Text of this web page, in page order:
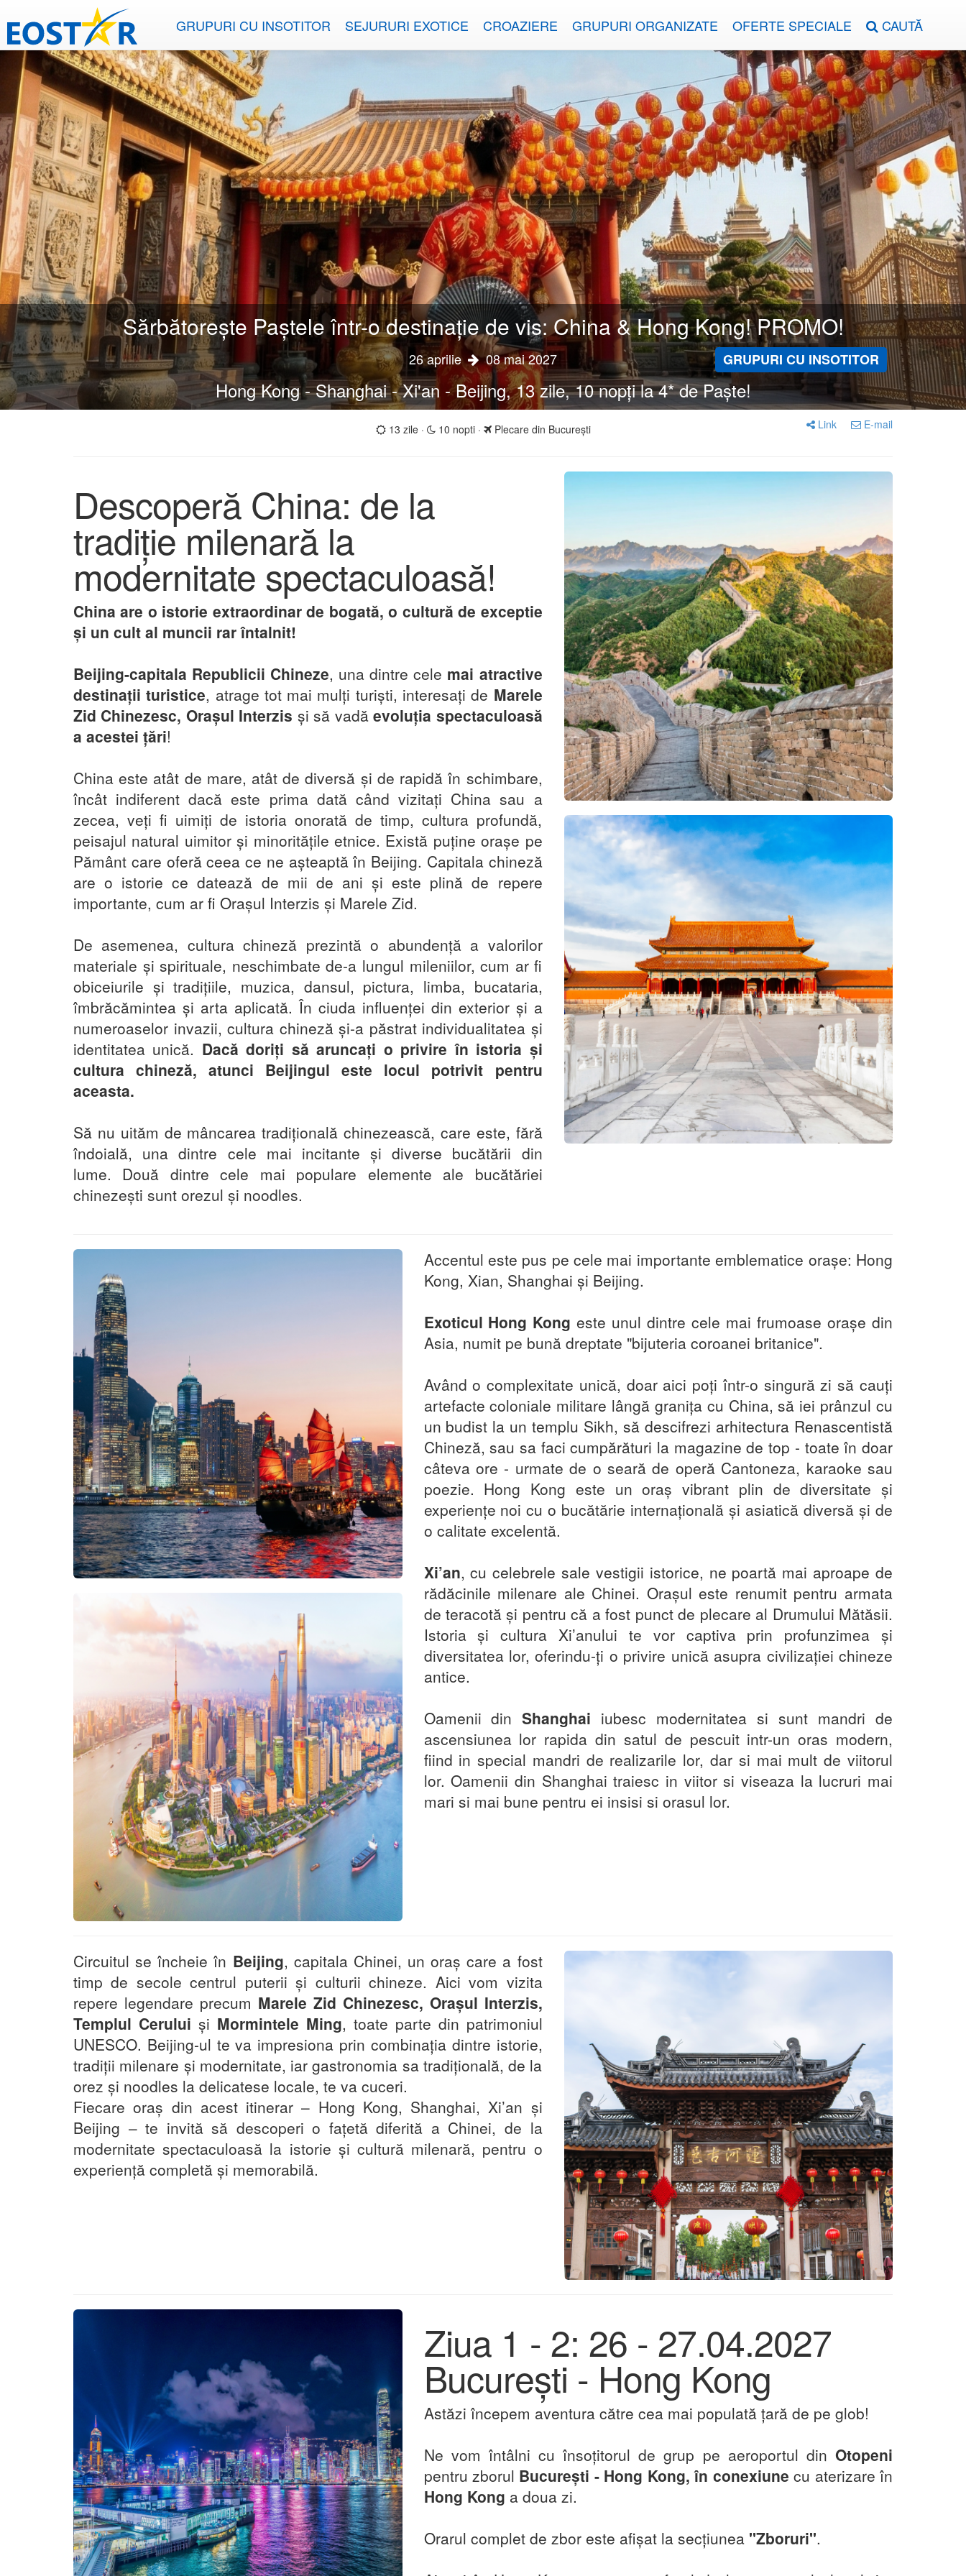
GRUPURI CU INSOTITOR SEJURURI EXOTICE CROAZIERE GRUPURI ORGANIZATE OFERTE SPECIALE CAUTĂ
Sărbătorește Paștele într-o destinație de vis: China & Hong Kong! PROMO!
26 aprilie 08 mai 2027 GRUPURI CU INSOTITOR
Hong Kong - Shanghai - Xi'an - Beijing, 13 zile, 10 nopți la 4* de Paște!
13 zile · 10 nopti · Plecare din București Link E-mail
Descoperă China: de la
tradiție milenară la
modernitate spectaculoasă!
China are o istorie extraordinar de bogată, o cultură de exceptie
și un cult al muncii rar întalnit!
Beijing-capitala Republicii Chineze, una dintre cele mai atractive
destinații turistice, atrage tot mai mulți turiști, interesați de Marele
Zid Chinezesc, Orașul Interzis și să vadăevoluția spectaculoasă
a acestei țări!
China este atât de mare, atât de diversă și de rapidă în schimbare,
încât indiferent dacă este prima dată când vizitați China sau a
zecea, veți fi uimiți de istoria onorată de timp, cultura profundă,
peisajul natural uimitor și minoritățile etnice. Există puține orașe pe
Pământ care oferă ceea ce ne așteaptă în Beijing. Capitala chineză
are o istorie ce datează de mii de ani și este plină de repere
importante, cum ar fi Orașul Interzis și Marele Zid.
De asemenea, cultura chineză prezintă o abundență a valorilor
materiale și spirituale, neschimbate de-a lungul mileniilor, cum ar fi
obiceiurile și tradițiile, muzica, dansul, pictura, limba, bucataria,
îmbrăcămintea și arta aplicată. În ciuda influenței din exterior și a
numeroaselor invazii, cultura chineză și-a păstrat individualitatea și
identitatea unică. Dacă doriți să aruncați o privire în istoria și
cultura chineză, atunci Beijingul este locul potrivit pentru
aceasta.
Să nu uităm de mâncarea tradițională chinezească, care este, fără
îndoială, una dintre cele mai incitante și diverse bucătării din
lume. Două dintre cele mai populare elemente ale bucătăriei
chinezești sunt orezul și noodles.
Accentul este pus pe cele mai importante emblematice orașe: Hong
Kong, Xian, Shanghai și Beijing.
Exoticul Hong Kong este unul dintre cele mai frumoase orașe din
Asia, numit pe bună dreptate "bijuteria coroanei britanice".
Având o complexitate unică, doar aici poți într-o singură zi să cauți
artefacte coloniale militare lângă granița cu China, să iei prânzul cu
un budist la un templu Sikh, să descifrezi arhitectura Renascentistă
Chineză, sau sa faci cumpărături la magazine de top - toate în doar
câteva ore - urmate de o seară de operă Cantoneza, karaoke sau
poezie. Hong Kong este un oraș vibrant plin de diversitate și
experiențe noi cu o bucătărie internațională și asiatică diversă și de
o calitate excelentă.
Xi’an, cu celebrele sale vestigii istorice, ne poartă mai aproape de
rădăcinile milenare ale Chinei. Orașul este renumit pentru armata
de teracotă și pentru că a fost punct de plecare al Drumului Mătăsii.
Istoria și cultura Xi’anului te vor captiva prin profunzimea și
diversitatea lor, oferindu-ți o privire unică asupra civilizației chineze
antice.
Oamenii din Shanghai iubesc modernitatea si sunt mandri de
ascensiunea lor rapida din satul de pescuit intr-un oras modern,
fiind in special mandri de realizarile lor, dar si mai mult de viitorul
lor. Oamenii din Shanghai traiesc in viitor si viseaza la lucruri mai
mari si mai bune pentru ei insisi si orasul lor.
Circuitul se încheie în Beijing, capitala Chinei, un oraș care a fost
timp de secole centrul puterii și culturii chineze. Aici vom vizita
repere legendare precum Marele Zid Chinezesc, Orașul Interzis,
Templul Cerului și Mormintele Ming, toate parte din patrimoniul
UNESCO. Beijing-ul te va impresiona prin combinația dintre istorie,
tradiții milenare și modernitate, iar gastronomia sa tradițională, de la
orez și noodles la delicatese locale, te va cuceri.
Fiecare oraș din acest itinerar – Hong Kong, Shanghai, Xi’an și
Beijing – te invită să descoperi o fațetă diferită a Chinei, de la
modernitate spectaculoasă la istorie și cultură milenară, pentru o
experiență completă și memorabilă.
Ziua 1 - 2: 26 - 27.04.2027
București - Hong Kong
Astăzi începem aventura către cea mai populată țară de pe glob!
Ne vom întâlni cu însoțitorul de grup pe aeroportul din Otopeni
pentru zborul București - Hong Kong, în conexiunecu aterizare în
Hong Kong a doua zi.
Orarul complet de zbor este afișat la secțiunea ''Zboruri''.